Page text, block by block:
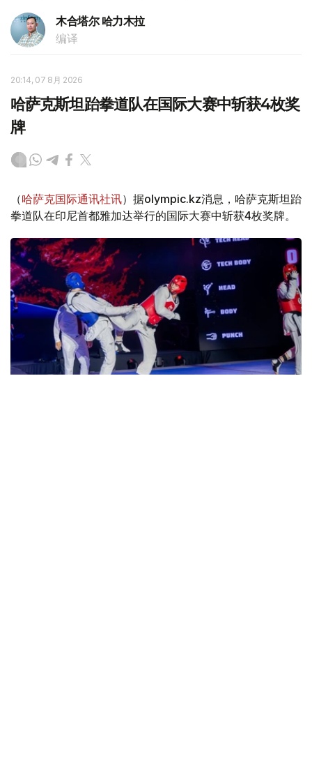
木合塔尔 哈力木拉
编译
20:14, 07 8月 2026
哈萨克斯坦跆拳道队在国际大赛中斩获4枚奖
牌
（哈萨克国际通讯社讯）据olympic.kz消息，哈萨克斯坦跆
拳道队在印尼首都雅加达举行的国际大赛中斩获4枚奖牌。